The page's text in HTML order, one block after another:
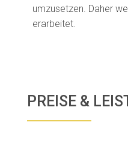
umzusetzen. Daher
erarbeitet.
PREISE &